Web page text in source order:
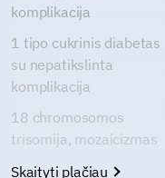
komplikacija
1 tipo cukrinis diabetas
su nepatikslinta
komplikacija
18 chromosomos
trisomija, mozaicizmas
Skaityti plačiau